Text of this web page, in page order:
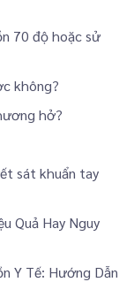
70 độ hoặc sử
không?
hở?
sát khuẩn tay
Quả Hay Nguy
Y Tế: Hướng Dẫn